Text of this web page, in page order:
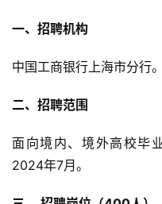
一、招聘机构
中国工商银行上海市分行。
二、招聘范围
面向境内、境外高校毕
2024年7月。